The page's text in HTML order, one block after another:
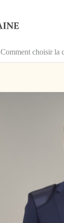
Comment choisir la